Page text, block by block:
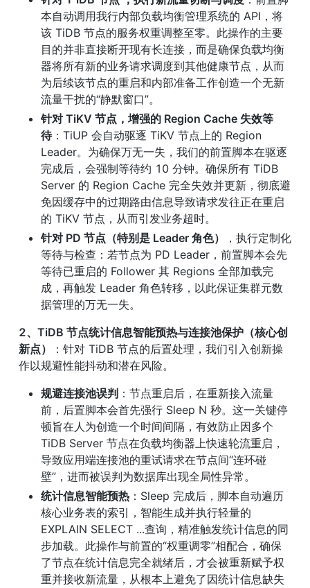
本自动调用我行内部负载均衡管理系统的 API，将
该 TiDB 节点的服务权重调整至零。此操作的主要
目的并非直接断开现有长连接，而是确保负载均衡
器将所有新的业务请求调度到其他健康节点，从而
为后续该节点的重启和内部准备工作创造一个无新
流量干扰的“静默窗口”。
针对 TiKV 节点，增强的 Region Cache 失效等
待：TiUP 会自动驱逐 TiKV 节点上的 Region
Leader。为确保万无一失，我们的前置脚本在驱逐
完成后，会强制等待约 10 分钟。确保所有 TiDB
Server 的 Region Cache 完全失效并更新，彻底避
免因缓存中的过期路由信息导致请求发往正在重启
的 TiKV 节点，从而引发业务超时。
针对 PD 节点（特别是 Leader 角色）
，执行定制化
等待与检查：若节点为 PD Leader，前置脚本会先
等待已重启的 Follower 其 Regions 全部加载完
成，再触发 Leader 角色转移，以此保证集群元数
据管理的万无一失。
2、TiDB 节点统计信息智能预热与连接池保护（核心创
新点）
：针对 TiDB 节点的后置处理，我们引入创新操
作以规避性能抖动和潜在风险。
规避连接池误判 ：节点重启后，在重新接入流量
前，后置脚本会首先强行 Sleep N 秒。这一关键停
顿旨在人为创造一个时间间隔，有效防止因多个
TiDB Server 节点在负载均衡器上快速轮流重启，
导致应用端连接池的重试请求在节点间“连环碰
壁”，进而被误判为数据库出现全局性异常。
统计信息智能预热 ：Sleep 完成后，脚本自动遍历
核心业务表的索引，智能生成并执行轻量的
EXPLAIN SELECT ...查询，精准触发统计信息的同
步加载。此操作与前置的“权重调零”相配合，确保
了节点在统计信息完全就绪后，才会被重新赋予权
重并接收新流量，从根本上避免了因统计信息缺失